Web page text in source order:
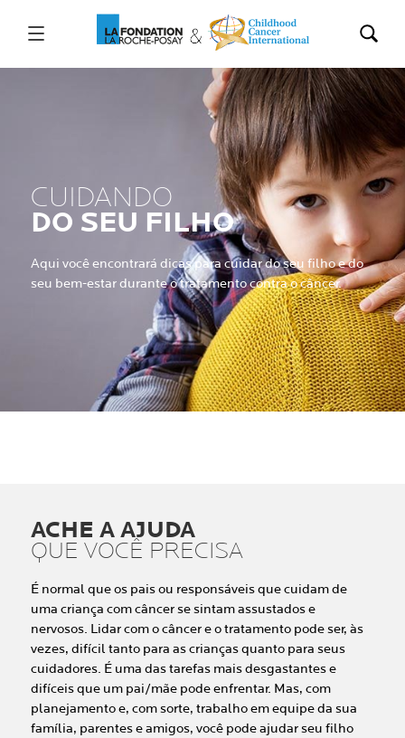
CUIDANDO
DO SEU FILHO
Aqui você encontrará dicas para cuidar do seu filho e do
seu bem-estar durante o tratamento contra o câncer.
ACHE A AJUDA
QUE VOCÊ PRECISA
É normal que os pais ou responsáveis que cuidam de
uma criança com câncer se sintam assustados e
nervosos. Lidar com o câncer e o tratamento pode ser, às
vezes, difícil tanto para as crianças quanto para seus
cuidadores. É uma das tarefas mais desgastantes e
difíceis que um pai/mãe pode enfrentar. Mas, com
planejamento e, com sorte, trabalho em equipe da sua
família, parentes e amigos, você pode ajudar seu filho